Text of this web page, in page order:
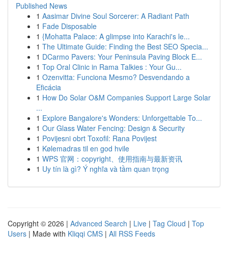
Published News
1 Aasimar Divine Soul Sorcerer: A Radiant Path
1 Fade Disposable
1 {Mohatta Palace: A glimpse into Karachi's le...
1 The Ultimate Guide: Finding the Best SEO Specia...
1 DCarmo Pavers: Your Peninsula Paving Block E...
1 Top Oral Clinic in Rama Talkies : Your Gu...
1 Ozenvitta: Funciona Mesmo? Desvendando a
Eficácia
1 How Do Solar O&M Companies Support Large Solar
...
1 Explore Bangalore's Wonders: Unforgettable To...
1 Our Glass Water Fencing: Design & Security
1 Povijesni obrt Toxofil: Rana Povijest
1 Kølemadras til en god hvile
1 WPS 官网：copyright、使用指南与最新资讯
1 Uy tín là gì? Ý nghĩa và tầm quan trọng
Copyright © 2026 | Advanced Search | Live | Tag Cloud | Top
Users | Made with Kliqqi CMS | All RSS Feeds